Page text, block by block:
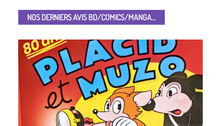
NOS DERNIERS AVIS BD/COMICS/MANGA...